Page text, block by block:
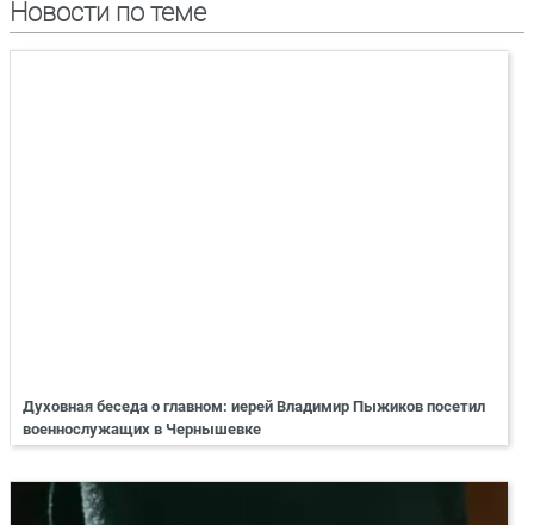
Новости по теме
Духовная беседа о главном: иерей Владимир Пыжиков посетил
военнослужащих в Чернышевке